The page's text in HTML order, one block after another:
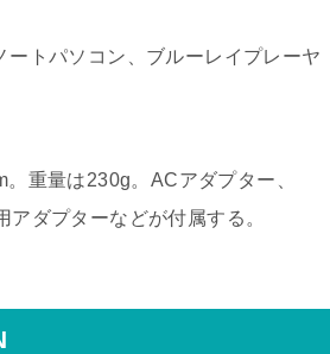
トパソコン、ブルーレイプレーヤ
重量は230g。ACアダプター、
ダプターなどが付属する。